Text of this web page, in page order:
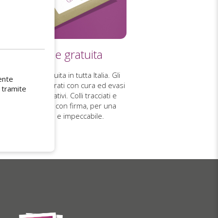
Spedizione gratuita
spedizione è gratuita in tutta Italia. Gli
vengono preparati con cura ed evasi
5 giorni lavorativi. Colli tracciati e
a mano con firma, per una
ricezione sicura e impeccabile.
tramite